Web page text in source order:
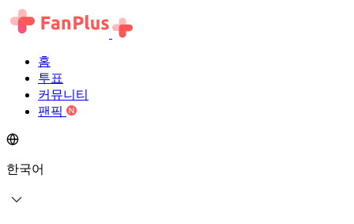
홈
투표
커뮤니티
팬픽
한국어